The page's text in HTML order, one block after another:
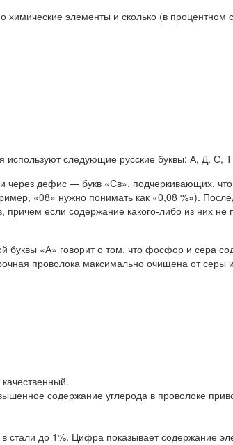
элементы и сколько (в процентном
используют следующие русские буквы: А, Д,
дефис — букв «Св», подчеркивающих,
«08» нужно понимать как «0,08 %»).
причем если содержание какого-либо из них
буквы «А» говорит о том, что фосфор и сера
проволока максимально очищена от
содержание углерода в проволоке
до 1%. Цифра показывает содержание